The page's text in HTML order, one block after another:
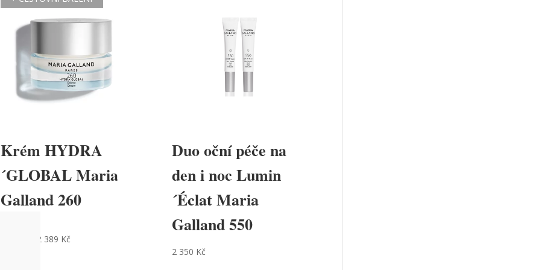
Krém HYDRA
´GLOBAL Maria
Galland 260
2 389 Kč
Duo oční péče na
den i noc Lumin
´Éclat Maria
Galland 550
2 350 Kč